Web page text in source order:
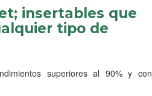
insertables que
tipo de
superiores al 90% y con